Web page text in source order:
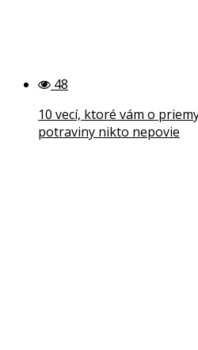
48
10 vecí, ktoré vám o
potraviny nikto nepovie